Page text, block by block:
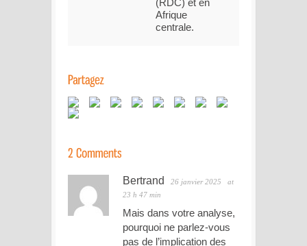
Afrique
centrale.
Bertrand 26 janvier 2025
at
23 h 47 min
Mais dans votre analyse,
pourquoi ne parlez-vous
pas de l’implication des